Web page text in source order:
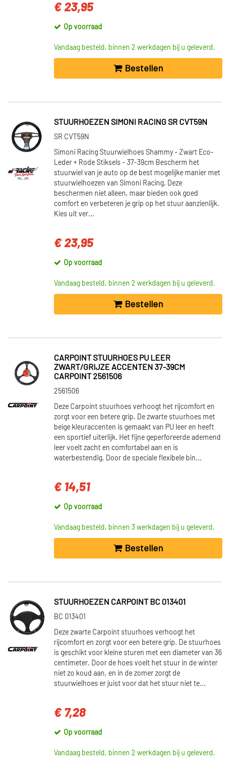
€ 23,95
Op voorraad
Vandaag besteld, binnen 2 werkdagen bij u geleverd.
Bestellen
STUURHOEZEN SIMONI RACING SR CVT59N
SR CVT59N
Simoni Racing Stuurwielhoes Shammy - Zwart Eco-
Leder + Rode Stiksels - 37-39cm Bescherm het
stuurwiel van je auto op de best mogelijke manier met
stuurwielhoezen van Simoni Racing. Deze
beschermen niet alleen, maar bieden ook goed
comfort en verbeteren je grip op het stuur aanzienlijk.
Kies uit ver...
€ 23,95
Op voorraad
Vandaag besteld, binnen 2 werkdagen bij u geleverd.
Bestellen
CARPOINT STUURHOES PU LEER
ZWART/GRIJZE ACCENTEN 37-39CM
CARPOINT 2561506
2561506
Deze Carpoint stuurhoes verhoogt het rijcomfort en
zorgt voor een betere grip. De zwarte stuurhoes met
beige kleuraccenten is gemaakt van PU leer en heeft
een sportief uiterlijk. Het fijne geperforeerde ademend
leer voelt zacht en comfortabel aan en is
waterbestendig. Door de speciale flexibele bin...
€ 14,51
Op voorraad
Vandaag besteld, binnen 3 werkdagen bij u geleverd.
Bestellen
STUURHOEZEN CARPOINT BC 013401
BC 013401
Deze zwarte Carpoint stuurhoes verhoogt het
rijcomfort en zorgt voor een betere grip. De stuurhoes
is geschikt voor kleine sturen met een diameter van 36
centimeter. Door de hoes voelt het stuur in de winter
niet zo koud aan, en in de zomer zorgt de
stuurwielhoes er juist voor dat het stuur niet te...
€ 7,28
Op voorraad
Vandaag besteld, binnen 2 werkdagen bij u geleverd.